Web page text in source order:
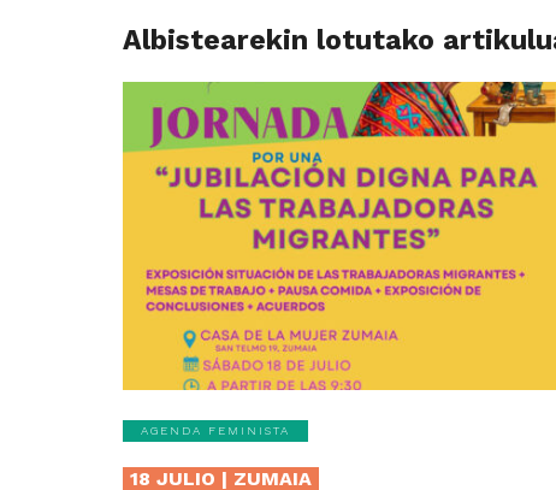
Albistearekin lotutako
AGENDA FEMINISTA
18 JULIO | ZUMAIA